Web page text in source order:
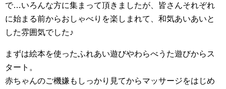
で…いろんな方に集まって頂きましたが、皆さんそれぞれ
に始まる前からおしゃべりを楽しまれて、和気あいあいと
した雰囲気でした♪
まずは絵本を使ったふれあい遊びやわらべうた遊びからス
タート。
赤ちゃんのご機嫌もしっかり見てからマッサージをはじめ